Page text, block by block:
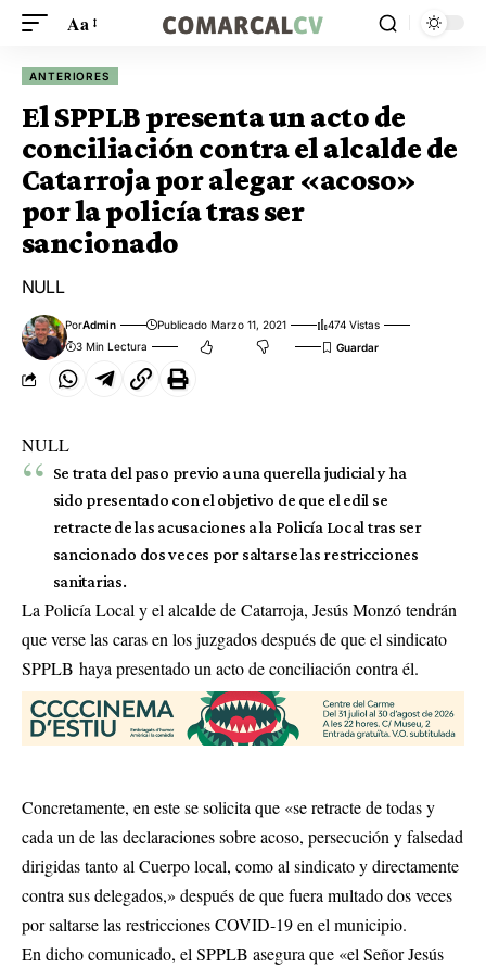
Aa
ANTERIORES
El SPPLB presenta un acto de
conciliación contra el alcalde de
Catarroja por alegar «acoso»
por la policía tras ser
sancionado
NULL
PorAdmin Publicado Marzo 11, 2021
474 Vistas
3 Min Lectura
NULL
Se trata del paso previo a una querella judicial y ha
sido presentado con el objetivo de que el edil se
retracte de las acusaciones a la Policía Local tras ser
sancionado dos veces por saltarse las restricciones
sanitarias.
La Policía Local y el alcalde de Catarroja, Jesús Monzó tendrán
que verse las caras en los juzgados después de que el sindicato
SPPLB haya presentado un acto de conciliación contra él.
Concretamente, en este se solicita que «se retracte de todas y
cada un de las declaraciones sobre acoso, persecución y falsedad
dirigidas tanto al Cuerpo local, como al sindicato y directamente
contra sus delegados,» después de que fuera multado dos veces
por saltarse las restricciones COVID-19 en el municipio.
En dicho comunicado, el SPPLB asegura que «el Señor Jesús